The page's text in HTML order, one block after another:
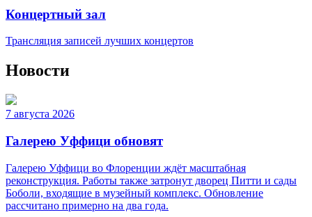
Концертный зал
Трансляция записей лучших концертов
Новости
7 августа 2026
Галерею Уффици обновят
Галерею Уффици во Флоренции ждёт масштабная
реконструкция. Работы также затронут дворец Питти и сады
Боболи, входящие в музейный комплекс. Обновление
рассчитано примерно на два года.